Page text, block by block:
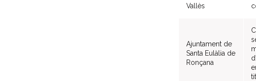
Vallès
Ajuntament de
Santa Eulàlia de
Ronçana